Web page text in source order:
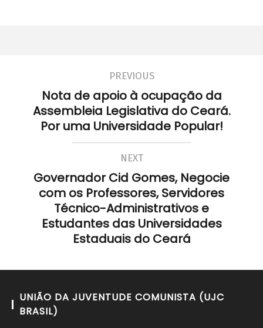
PREVIOUS
Nota de apoio à ocupação da
Assembleia Legislativa do Ceará.
Por uma Universidade Popular!
NEXT
Governador Cid Gomes, Negocie
com os Professores, Servidores
Técnico-Administrativos e
Estudantes das Universidades
Estaduais do Ceará
UNIÃO DA JUVENTUDE COMUNISTA (UJC
BRASIL)